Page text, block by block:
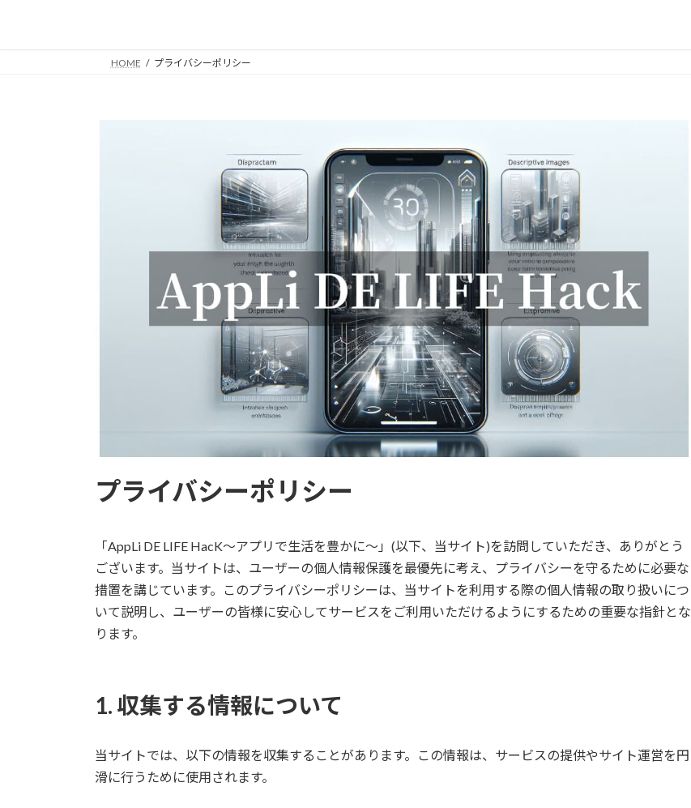
HOME プライバシーポリシー
プライバシーポリシー
「AppLi DE LIFE HacK～アプリで生活を豊かに～」(以下、当サイト)を訪問していただき、ありがとう
ございます。当サイトは、ユーザーの個人情報保護を最優先に考え、プライバシーを守るために必要な
措置を講じています。このプライバシーポリシーは、当サイトを利用する際の個人情報の取り扱いにつ
いて説明し、ユーザーの皆様に安心してサービスをご利用いただけるようにするための重要な指針とな
ります。
1. 収集する情報について
当サイトでは、以下の情報を収集することがあります。この情報は、サービスの提供やサイト運営を円
滑に行うために使用されます。